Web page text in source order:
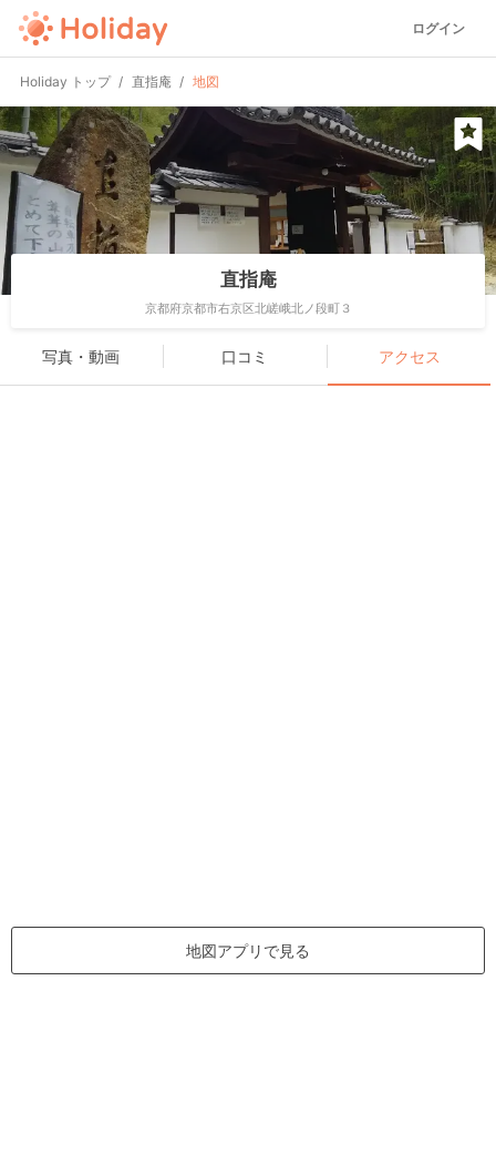
ログイン
Holiday トップ 直指庵 地図
直指庵
京都府京都市右京区北嵯峨北ノ段町３
写真・動画 口コミ アクセス
地図アプリで見る